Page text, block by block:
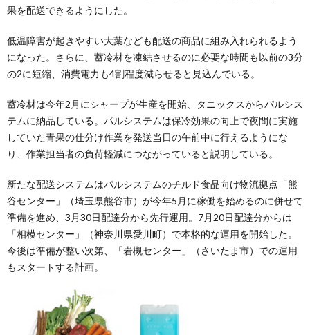
果を配送できるようにした。
低温障害が起きやすい大葉なども配送の商品に組み入れられるよう
になった。さらに、蓄冷材を凍結させるのに必要な時間も以前の3分
の2に短縮、消費電力も4割程度減らせると見込んでいる。
蓄冷材は今年2月にシャープが生産を開始、タニックスからパルシス
テムに納品している。パルシステムは保冷効果の向上で夜間に実施
していた青果の仕分け作業を発送当日の午前中に行えるようにな
り、作業担当者の負荷軽減につながっていると説明している。
新たな配送システムはパルシステムのチルド食品向け物流拠点「熊
谷センター」（埼玉県熊谷市）が今年5月に稼働を始めるのに併せて
準備を進め、3月30日配達分から先行運用。7月20日配達分からは
「相模センター」（神奈川県愛川町）で本格的な運用を開始した。
今後は準備が整い次第、「岩槻センター」（さいたま市）での運用
もスタートする計画。